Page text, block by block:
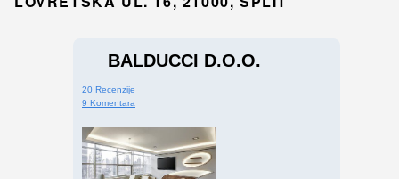
BALDUCCI D.o.o.
20 Recenzije
9 Komentara